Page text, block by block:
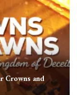
Crowns and